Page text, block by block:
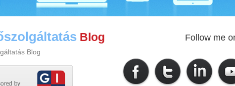
Blog
Blog
Follow me